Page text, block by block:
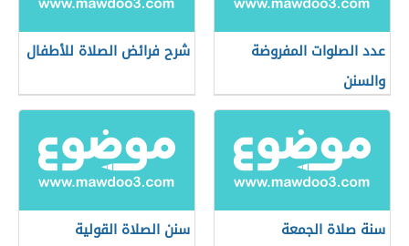
عدد الصلوات المفروضة
والسنن
شرح فرائض الصلاة للأطفال
سنة صلاة الجمعة
سنن الصلاة القولية